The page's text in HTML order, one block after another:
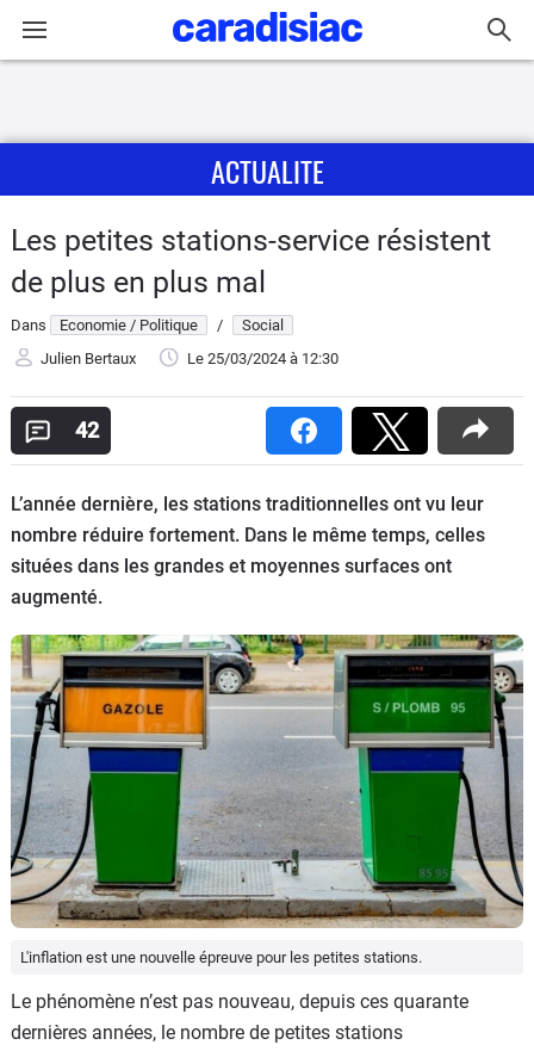
Actu
Essais
Guide
Electriques
Utilitaires
Flottes
Auto
Services
Forum
Moto
Marques
ACTUALITE
Les petites stations-service résistent
de plus en plus mal
Dans Economie / Politique /
Social
Julien Bertaux
Le 25/03/2024 à 12:30
42
L’année dernière, les stations traditionnelles ont vu leur
nombre réduire fortement. Dans le même temps, celles
situées dans les grandes et moyennes surfaces ont
augmenté.
L'inflation est une nouvelle épreuve pour les petites stations.
Le phénomène n’est pas nouveau, depuis ces quarante
dernières années, le nombre de petites stations